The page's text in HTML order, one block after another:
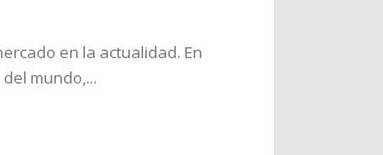
en la actualidad. En
mundo,...